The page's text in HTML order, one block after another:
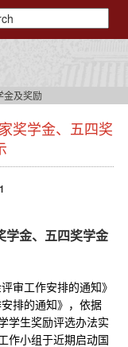
金及奖励
奖学金、五四奖
学金、五四奖学金
审工作安排的通知》
排的通知》，依据
学生奖励评选办法实
作小组于近期启动国